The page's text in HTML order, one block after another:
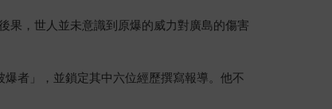
果，世人並未意識到原爆的威力對廣島的傷害
者」，並鎖定其中六位經歷撰寫報導。他不